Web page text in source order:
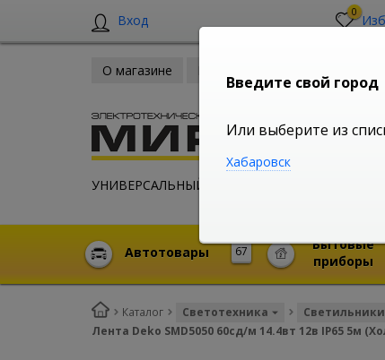
Вход 0
О магазине
УНИВЕРСАЛЬНЫЙ ИНТЕРНЕТ МАГАЗИН
67
Автотовары
Бытовые
приборы
Каталог Светотехника Светильники
Лента Deko SMD5050 60сд/м 14.4вт 12в IP65 5м
Введите свой город
Или выберите из
Хабаровск